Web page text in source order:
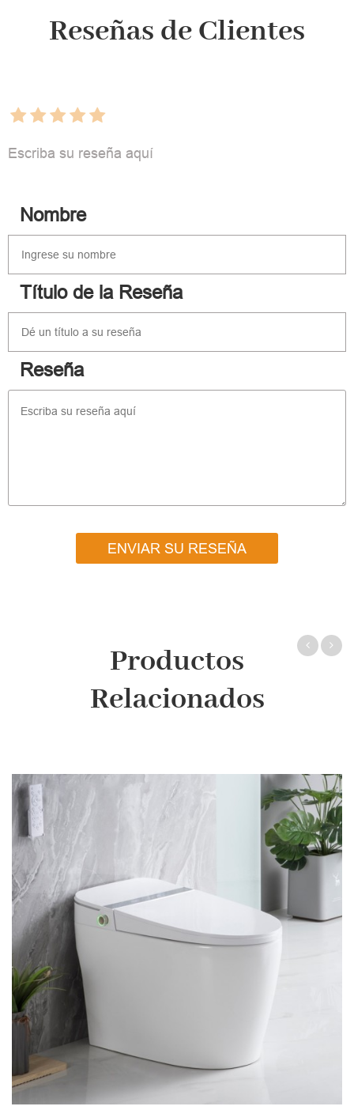
Reseñas de Clientes
Escriba su reseña aquí
Nombre
Título de la Reseña
Reseña
ENVIAR SU RESEÑA
Productos
Relacionados